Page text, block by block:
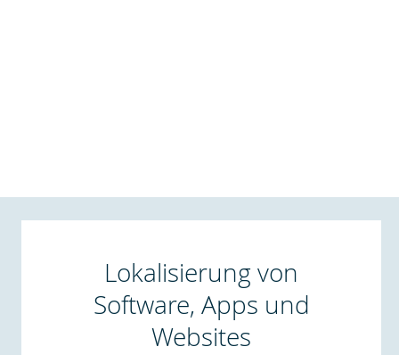
Lokalisierung von
Software, Apps und
Websites